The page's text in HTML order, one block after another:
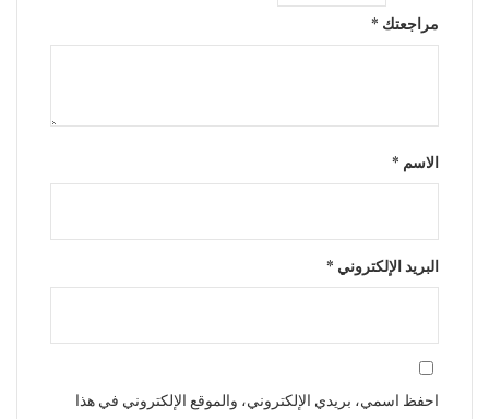
مراجعتك *
الاسم *
البريد الإلكتروني *
احفظ اسمي، بريدي الإلكتروني، والموقع الإلكتروني في هذا